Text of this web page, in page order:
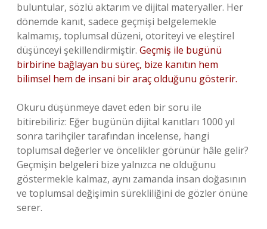
buluntular, sözlü aktarım ve dijital materyaller. Her
dönemde kanıt, sadece geçmişi belgelemekle
kalmamış, toplumsal düzeni, otoriteyi ve eleştirel
düşünceyi şekillendirmiştir. Geçmiş ile bugünü
birbirine bağlayan bu süreç, bize kanıtın hem
bilimsel hem de insani bir araç olduğunu gösterir.
Okuru düşünmeye davet eden bir soru ile
bitirebiliriz: Eğer bugünün dijital kanıtları 1000 yıl
sonra tarihçiler tarafından incelense, hangi
toplumsal değerler ve öncelikler görünür hâle gelir?
Geçmişin belgeleri bize yalnızca ne olduğunu
göstermekle kalmaz, aynı zamanda insan doğasının
ve toplumsal değişimin sürekliliğini de gözler önüne
serer.